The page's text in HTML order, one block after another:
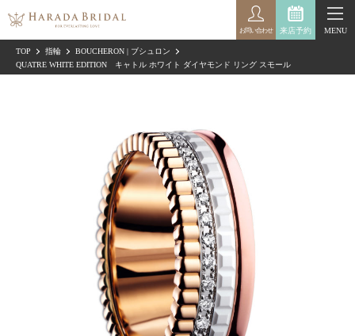
来店予約
お問い合わせ MENU
TOP 指輪
BOUCHERON | ブシュロン
QUATRE WHITE EDITION キャトル ホワイト ダイヤモンド リング スモール